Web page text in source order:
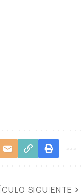
SIGUIENTE